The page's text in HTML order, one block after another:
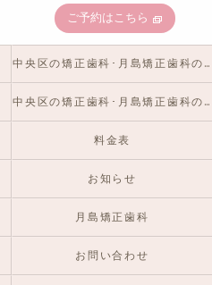
ご予約はこちら
中央区の矯正歯科･月島矯正歯科の口コミ情報
中央区の矯正歯科･月島矯正歯科のお客様の声
料金表
お知らせ
月島矯正歯科
お問い合わせ